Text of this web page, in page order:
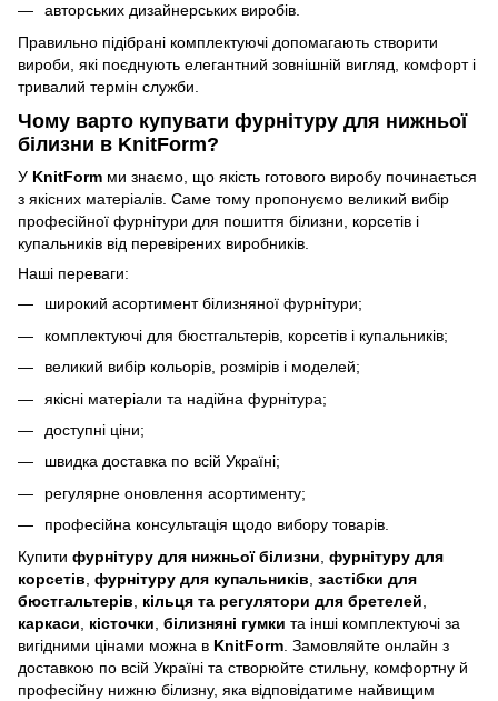
авторських дизайнерських виробів.
Правильно підібрані комплектуючі допомагають створити
вироби, які поєднують елегантний зовнішній вигляд, комфорт і
тривалий термін служби.
Чому варто купувати фурнітуру для нижньої
білизни в KnitForm?
У KnitForm ми знаємо, що якість готового виробу починається
з якісних матеріалів. Саме тому пропонуємо великий вибір
професійної фурнітури для пошиття білизни, корсетів і
купальників від перевірених виробників.
Наші переваги:
широкий асортимент білизняної фурнітури;
комплектуючі для бюстгальтерів, корсетів і купальників;
великий вибір кольорів, розмірів і моделей;
якісні матеріали та надійна фурнітура;
доступні ціни;
швидка доставка по всій Україні;
регулярне оновлення асортименту;
професійна консультація щодо вибору товарів.
Купити фурнітуру для нижньої білизни фурнітуру для
корсетів фурнітуру для купальників застібки для
бюстгальтерів
кільця та регулятори для бретелей
каркаси
кісточки білизняні гумки та інші комплектуючі за
вигідними цінами можна в KnitForm . Замовляйте онлайн з
доставкою по всій Україні та створюйте стильну, комфортну й
професійну нижню білизну, яка відповідатиме найвищим